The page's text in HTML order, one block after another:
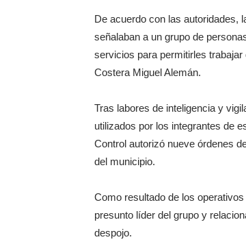
De acuerdo con las autoridades,
señalaban a un grupo de
servicios para permitirles
Costera Miguel Alemán.
Tras labores de inteligencia y
utilizados por los integrantes de
Control autorizó nueve órdenes
del municipio.
Como resultado de los
presunto líder del grupo y
despojo.